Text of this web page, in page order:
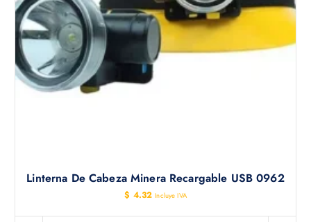
Linterna De Cabeza Minera Recargable USB 0962
$ 4.32 Incluye IVA